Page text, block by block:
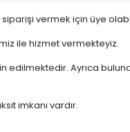
vermek için üye
ile hizmet vermekteyiz.
Ayrıca
imkanı vardır.